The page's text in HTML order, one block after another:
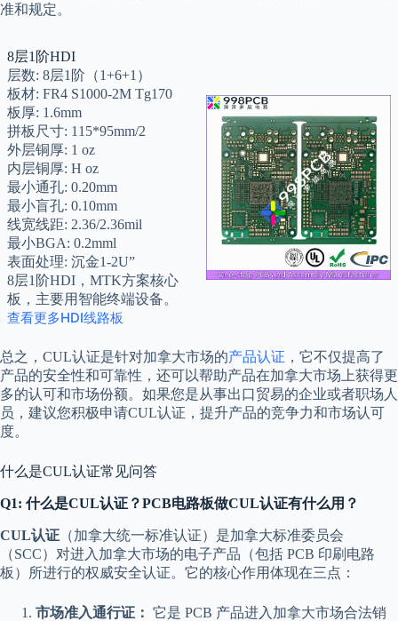
准和规定。
8层1阶HDI
层数: 8层1阶（1+6+1）
板材: FR4 S1000-2M Tg170
板厚: 1.6mm
拼板尺寸: 115*95mm/2
外层铜厚: 1 oz
内层铜厚: H oz
最小通孔: 0.20mm
最小盲孔: 0.10mm
线宽线距: 2.36/2.36mil
最小BGA: 0.2mml
表面处理: 沉金1-2U”
8层1阶HDI，MTK方案核心
板，主要用智能终端设备。
查看更多HDI线路板
总之，CUL认证是针对加拿大市场的产品认证 ，它不仅提高了
产品的安全性和可靠性，还可以帮助产品在加拿大市场上获得更
多的认可和市场份额。如果您是从事出口贸易的企业或者职场人
员，建议您积极申请CUL认证，提升产品的竞争力和市场认可
度。
什么是CUL认证常见问答
Q1: 什么是CUL认证？PCB电路板做CUL认证有什么用？
CUL认证 （加拿大统一标准认证）是加拿大标准委员会
（SCC）对进入加拿大市场的电子产品（包括 PCB 印刷电路
板）所进行的权威安全认证。它的核心作用体现在三点：
市场准入通行证： 它是 PCB 产品进入加拿大市场合法销